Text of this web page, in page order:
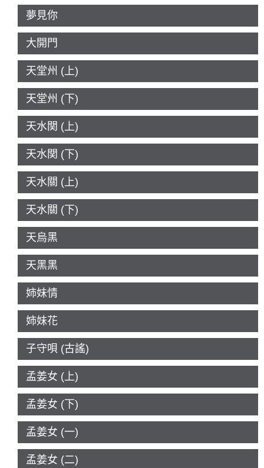
夢見你
大開門
天堂州 (上)
天堂州 (下)
天水関 (上)
天水関 (下)
天水關 (上)
天水關 (下)
天烏黑
天黑黑
姉妹情
姉妹花
子守唄 (古謠)
孟姜女 (上)
孟姜女 (下)
孟姜女 (一)
孟姜女 (二)